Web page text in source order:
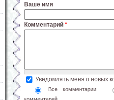
Ваше имя
Комментарий *
Уведомлять меня о новых
Все комментарии